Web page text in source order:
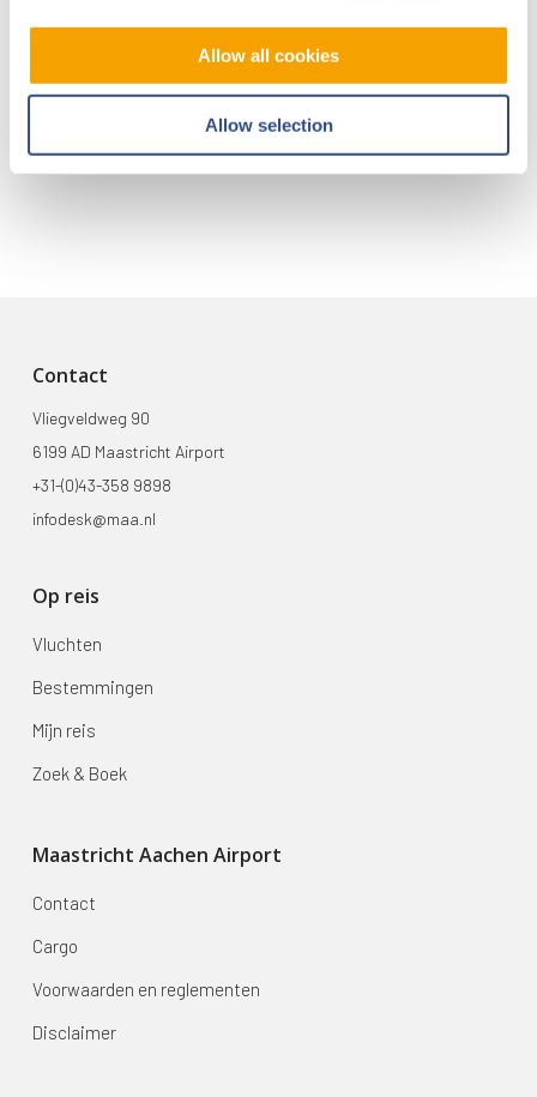
Allow all cookies
Allow selection
intelligent exoskelet ondersteunt vrachtafhandeling
Trainingsvlucht KLM
Contact
Vliegveldweg 90
6199 AD Maastricht Airport
+31-(0)43-358 9898
infodesk@maa.nl
Op reis
Vluchten
Bestemmingen
Mijn reis
Zoek & Boek
Maastricht Aachen Airport
Contact
Cargo
Voorwaarden en reglementen
Disclaimer